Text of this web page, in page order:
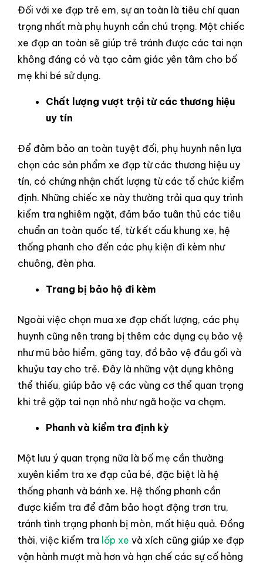
Đối với xe đạp trẻ em, sự an toàn là tiêu chí quan
trọng nhất mà phụ huynh cần chú trọng. Một chiếc
xe đạp an toàn sẽ giúp trẻ tránh được các tai nạn
không đáng có và tạo cảm giác yên tâm cho bố
mẹ khi bé sử dụng.
Chất lượng vượt trội từ các thương hiệu
uy tín
Để đảm bảo an toàn tuyệt đối, phụ huynh nên lựa
chọn các sản phẩm xe đạp từ các thương hiệu uy
tín, có chứng nhận chất lượng từ các tổ chức kiểm
định. Những chiếc xe này thường trải qua quy trình
kiểm tra nghiêm ngặt, đảm bảo tuân thủ các tiêu
chuẩn an toàn quốc tế, từ kết cấu khung xe, hệ
thống phanh cho đến các phụ kiện đi kèm như
chuông, đèn pha.
Trang bị bảo hộ đi kèm
Ngoài việc chọn mua xe đạp chất lượng, các phụ
huynh cũng nên trang bị thêm các dụng cụ bảo vệ
như mũ bảo hiểm, găng tay, đồ bảo vệ đầu gối và
khuỷu tay cho trẻ. Đây là những vật dụng không
thể thiếu, giúp bảo vệ các vùng cơ thể quan trọng
khi trẻ gặp tai nạn nhỏ như ngã hoặc va chạm.
Phanh và kiểm tra định kỳ
Một lưu ý quan trọng nữa là bố mẹ cần thường
xuyên kiểm tra xe đạp của bé, đặc biệt là hệ
thống phanh và bánh xe. Hệ thống phanh cần
được kiểm tra để đảm bảo hoạt động trơn tru,
tránh tình trạng phanh bị mòn, mất hiệu quả. Đồng
thời, việc kiểm tra lốp xe và xích cũng giúp xe đạp
vận hành mượt mà hơn và hạn chế các sự cố hỏng